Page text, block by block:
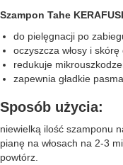
Szampon Tahe
do pielęgnacji po
oczyszcza włosy i skórę
redukuje
zapewnia gładkie pasma.
Sposób użycia:
niewielką ilość szamponu
pianę na włosach na 2-3
powtórz.